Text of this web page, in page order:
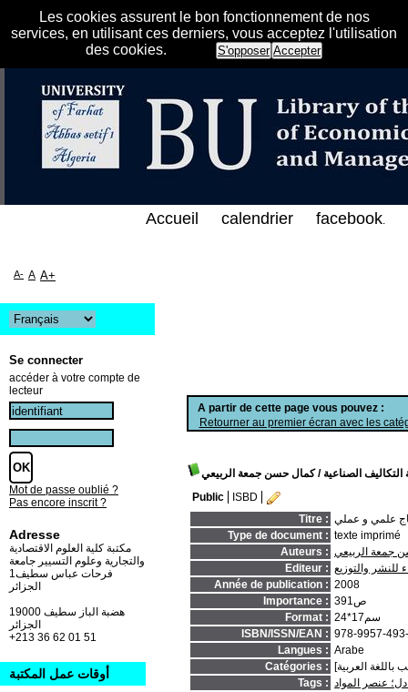
Les cookies assurent le bon fonctionnement de nos
services, en utilisant ces derniers, vous acceptez l'utilisation
des cookies.
S'opposer Accepter
الفهرس الإلكتروني على الخط المباشر لمكتبة كلية
A partir de cette page vous pouvez :
Retourner au premier écran avec les
الصناعية / كمال حسن جمعة الربيعي
Public
ISBD
Titre : علمي و عملي
Type de document : texte imprimé
Auteurs : جمعة الربيعي
Editeur : للنشر والتوزيع
Année de publication : 2008
Importance :
391ص
Format :
24*17سم
ISBN/ISSN/EAN : 978-9957-
Langues : Arabe
Catégories :
Tags : عنصر المواد
Accueil calendrier facebook.
A- A A+
Se connecter
accéder à votre compte de
lecteur
Mot de passe oublié ?
Pas encore inscrit ?
Adresse
مكتبة كلية العلوم الاقتصادية
والتجارية وعلوم التسيير جامعة
فرحات عباس سطيف1
الجزائر
19000 هضبة الباز سطيف
+213 36 62 01 51
أوقات عمل المكتبة